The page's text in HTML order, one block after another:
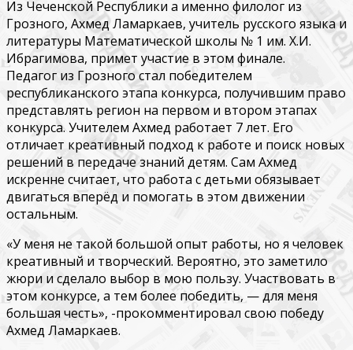
Из Чеченской Республики а именно филолог из
Грозного, Ахмед Ламаркаев, учитель русского языка и
литературы Математической школы № 1 им. Х.И.
Ибрагимова, примет участие в этом финале.
Педагог из Грозного стал победителем
республиканского этапа конкурса, получившим право
представлять регион на первом и втором этапах
конкурса. Учителем Ахмед работает 7 лет. Его
отличает креативный подход к работе и поиск новых
решений в передаче знаний детям. Сам Ахмед
искренне считает, что работа с детьми обязывает
двигаться вперёд и помогать в этом движении
остальным.
«У меня не такой большой опыт работы, но я человек
креативный и творческий. Вероятно, это заметило
жюри и сделало выбор в мою пользу. Участвовать в
этом конкурсе, а тем более победить, — для меня
большая честь», -прокомментировал свою победу
Ахмед Ламаркаев.